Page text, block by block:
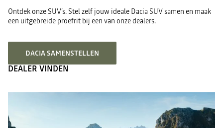
Ontdek onze SUV’s. Stel zelf jouw ideale Dacia SUV samen en maak
een uitgebreide proefrit bij een van onze dealers.
DACIA SAMENSTELLEN
DEALER VINDEN